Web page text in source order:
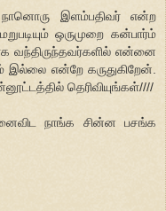
நானொரு இளம்பதிவர் என்ற
ஒருமுறை கன்பார்ம்
வந்திருந்தவர்களில் என்னை
இல்லை என்றே கருதுகிறேன்.
தெரிவியுங்கள்////
நாங்க சின்ன பசங்க